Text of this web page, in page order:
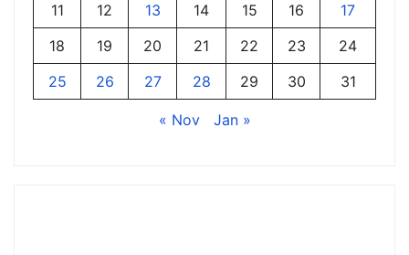
11
12 13 14 15 16
17
18
19 20 21 22 23
24
25
26 27 28 29 30 31
« Nov Jan »